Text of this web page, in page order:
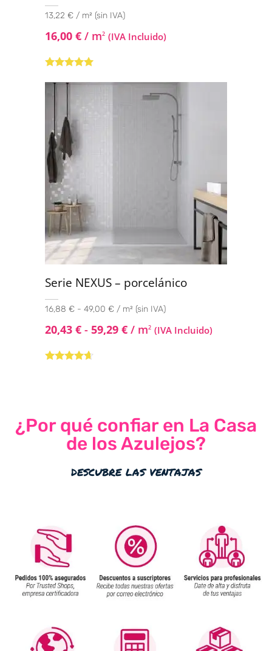
13,22 € / m² (sin IVA)
16,00 € / m2 (IVA Incluido)
5.00de 5
Serie NEXUS – porcelánico
16,88 € - 49,00 € / m² (sin IVA)
20,43 € - 59,29 € / m2 (IVA Incluido)
¿Por qué confiar en La Casa
de los Azulejos?
descubre las ventajas